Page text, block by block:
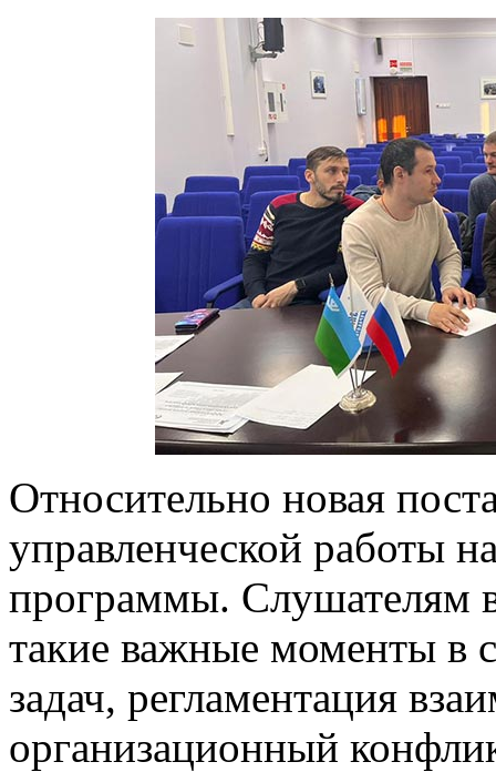
Относительно новая
управленческой работы
программы. Слушателям в
такие важные моменты в
задач, регламентация
организационный